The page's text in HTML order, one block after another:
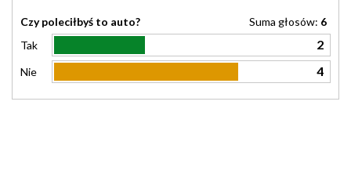
Czy poleciłbyś to auto? Suma głosów: 6
Tak
2
Nie 4